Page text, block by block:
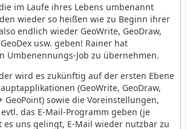
im Laufe ihres Lebens umbenannt
wieder so heißen wie zu Beginn ihrer
endlich wieder GeoWrite, GeoDraw,
usw. geben! Rainer hat
Umbenennungs-Job zu übernehmen.
wird es zukünftig auf der ersten Ebene
(GeoWrite, GeoDraw,
GeoPoint) sowie die Voreinstellungen,
das E-Mail-Programm geben (je
es uns gelingt, E-Mail wieder nutzbar zu